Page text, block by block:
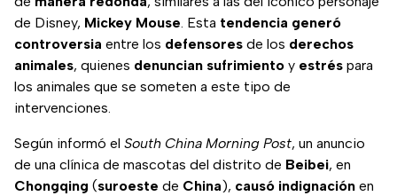
de Disney, Mickey Mouse. Esta tendencia generó
controversia entre los defensores de los derechos
animales, quienes denuncian sufrimiento y estrés para
los animales que se someten a este tipo de
intervenciones.
Según informó el South China Morning Post, un anuncio
de una clínica de mascotas del distrito de Beibei, en
Chongqing (suroeste de China), causó indignación en